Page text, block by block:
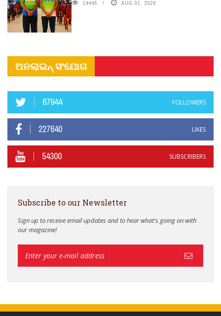
14445 AUG 01, 2026
ଅନଲାଇନ୍ ସଂଯୋଗ
67944 FOLLOWERS
227640 LIKES
54300 SUBSCRIBERS
Subscribe to our Newsletter
Sign up to receive email updates and to hear what's going on with
our magazine!